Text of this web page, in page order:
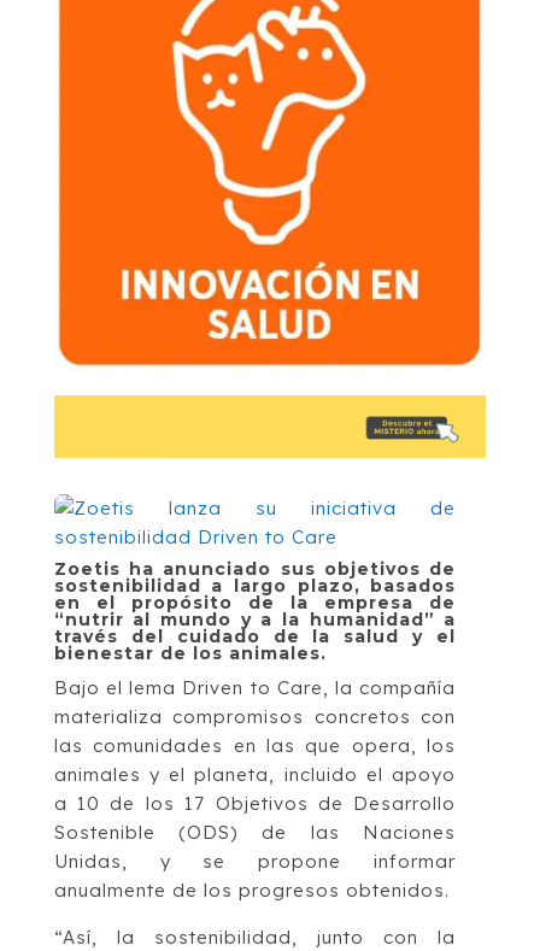
Zoetis ha anunciado sus objetivos de
sostenibilidad a largo plazo, basados
en el propósito de la empresa de
“nutrir al mundo y a la humanidad” a
través del cuidado de la salud y el
bienestar de los animales.
Bajo el lema Driven to Care, la compañía
materializa compromisos concretos con
las comunidades en las que opera, los
animales y el planeta, incluido el apoyo
a 10 de los 17 Objetivos de Desarrollo
Sostenible (ODS) de las Naciones
Unidas, y se propone informar
anualmente de los progresos obtenidos.
“Así, la sostenibilidad, junto con la